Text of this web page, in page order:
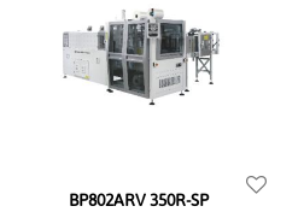
BP802ARV 350R-SP